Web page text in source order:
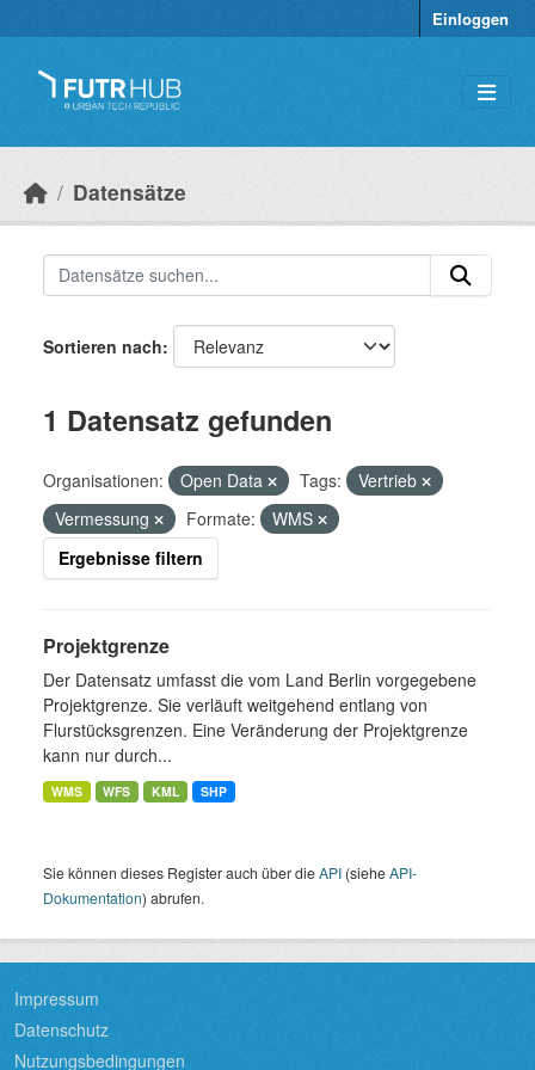
Einloggen
Datensätze
Sortieren nach
1 Datensatz gefunden
Organisationen: Open Data Tags:
Vertrieb
Vermessung
Formate:
WMS
Ergebnisse filtern
Projektgrenze
Der Datensatz umfasst die vom Land Berlin vorgegebene
Projektgrenze. Sie verläuft weitgehend entlang von
Flurstücksgrenzen. Eine Veränderung der Projektgrenze
kann nur durch...
WMS WFS KML SHP
Sie können dieses Register auch über dieAPI (sieheAPI-
Dokumentation) abrufen.
Impressum
Datenschutz
Nutzungsbedingungen